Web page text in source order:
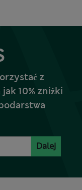
z
10% zniżki
Dalej